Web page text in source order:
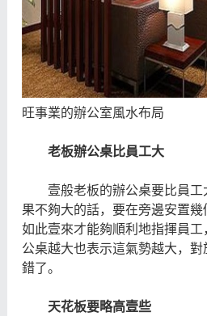
旺事業的辦公室風水布局
老板辦公桌比員工大
壹般老板的辦公桌要比員工
果不夠大的話，要在旁邊安置幾
如此壹來才能夠順利地指揮員
公桌越大也表示這氣勢越大，
錯了。
天花板要略高壹些